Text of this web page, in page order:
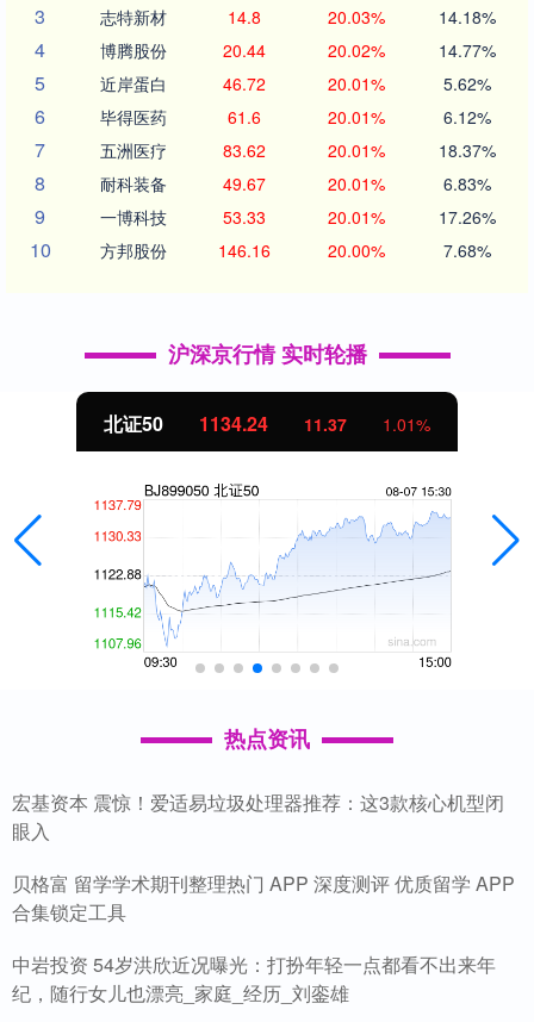
3 志特新材 14.8 20.03% 14.18%
4 博腾股份 20.44 20.02% 14.77%
5 近岸蛋白 46.72 20.01% 5.62%
6 毕得医药 61.6 20.01% 6.12%
7 五洲医疗 83.62 20.01% 18.37%
8 耐科装备 49.67 20.01% 6.83%
9 一博科技 53.33 20.01% 17.26%
10 方邦股份 146.16 20.00% 7.68%
沪深京行情 实时轮播
北证50 1134.24 11.37 1.01%
热点资讯
宏基资本 震惊！爱适易垃圾处理器推荐：这3款核心机型闭
眼入
贝格富 留学学术期刊整理热门 APP 深度测评 优质留学 APP
合集锁定工具
中岩投资 54岁洪欣近况曝光：打扮年轻一点都看不出来年
纪，随行女儿也漂亮_家庭_经历_刘銮雄